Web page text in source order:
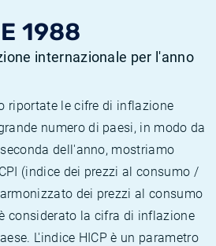
1988
internazionale per l'anno
riportate le cifre di inflazione
numero di paesi, in modo da
dell'anno, mostriamo
(indice dei prezzi al consumo /
dei prezzi al consumo
considerato la cifra di inflazione
L'indice HICP è un parametro